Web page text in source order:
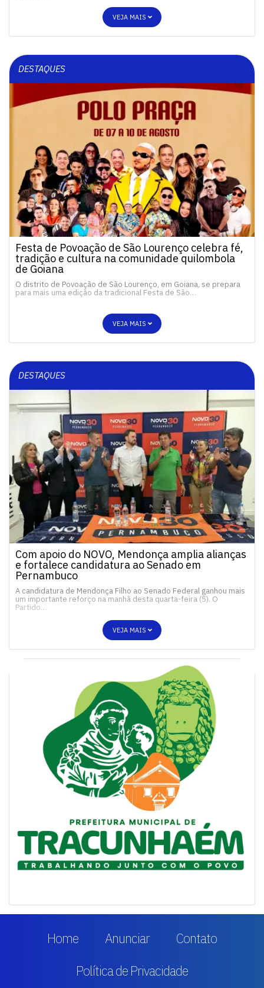
VEJA MAIS
DESTAQUES
Festa de Povoação de São Lourenço celebra fé,
tradição e cultura na comunidade quilombola
de Goiana
O distrito de Povoação de São Lourenço, em Goiana, se prepara
para mais uma edição da tradicional Festa de São…
VEJA MAIS
DESTAQUES
Com apoio do NOVO, Mendonça amplia alianças
e fortalece candidatura ao Senado em
Pernambuco
A candidatura de Mendonça Filho ao Senado Federal ganhou mais
um importante reforço na manhã desta quarta-feira (5). O
Partido…
VEJA MAIS
Home Anunciar
Contato
Política de Privacidade